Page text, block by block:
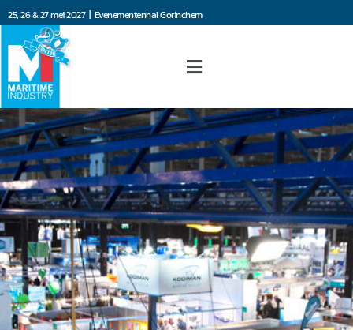
25, 26 & 27 mei 2027 | Evenementenhal Gorinchem